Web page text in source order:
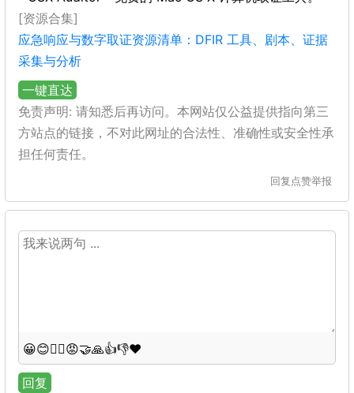
[资源合集]
应急响应与数字取证资源清单：DFIR 工具、剧本、证据
采集与分析
一键直达
免责声明: 请知悉后再访问。本网站仅公益提供指向第三
方站点的链接，不对此网址的合法性、准确性或安全性承
担任何责任。
回复 点赞举报
😀😊😵‍💫😡🤝🙏👍👎❤️
回复